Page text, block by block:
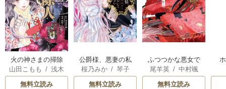
火の神さまの掃除
人ですが、いつの
間にか花嫁として
山田こもも /浅木
伊都/SNC
無料立読み
公爵様、悪妻の私
はもう放っておい
てください
桜乃みか/ 琴子
無料立読み
ふつつかな悪女で
はございますが ～
雛宮蝶鼠とりかえ
尾羊英/ 中村颯
希
/ ゆき哉
無料立読み